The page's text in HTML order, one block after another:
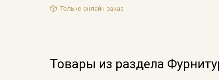
Только онлайн-заказ
Товары из раздела